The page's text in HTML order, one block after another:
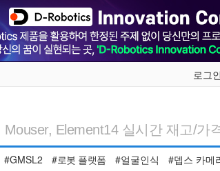
로그인
#GMSL2 #로봇 플랫폼 #얼굴인식 #뎁스 카메